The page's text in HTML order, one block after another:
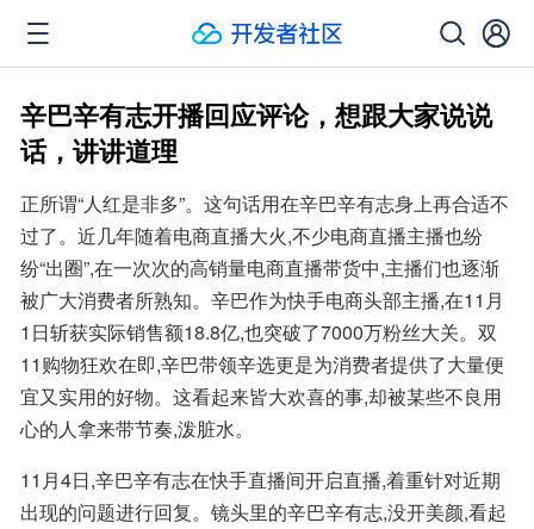
辛巴辛有志开播回应评论，想跟大家说说
话，讲讲道理
正所谓“人红是非多”。这句话用在辛巴辛有志身上再合适不
过了。近几年随着电商直播大火,不少电商直播主播也纷
纷“出圈”,在一次次的高销量电商直播带货中,主播们也逐渐
被广大消费者所熟知。辛巴作为快手电商头部主播,在11月
1日斩获实际销售额18.8亿,也突破了7000万粉丝大关。双
11购物狂欢在即,辛巴带领辛选更是为消费者提供了大量便
宜又实用的好物。这看起来皆大欢喜的事,却被某些不良用
心的人拿来带节奏,泼脏水。
11月4日,辛巴辛有志在快手直播间开启直播,着重针对近期
出现的问题进行回复。镜头里的辛巴辛有志,没开美颜,看起